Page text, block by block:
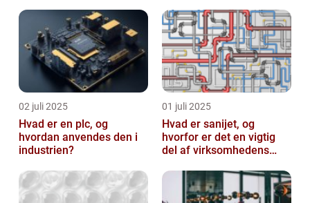
02 juli 2025
Hvad er en plc, og
hvordan anvendes den i
industrien?
01 juli 2025
Hvad er sanijet, og
hvorfor er det en vigtig
del af virksomhedens